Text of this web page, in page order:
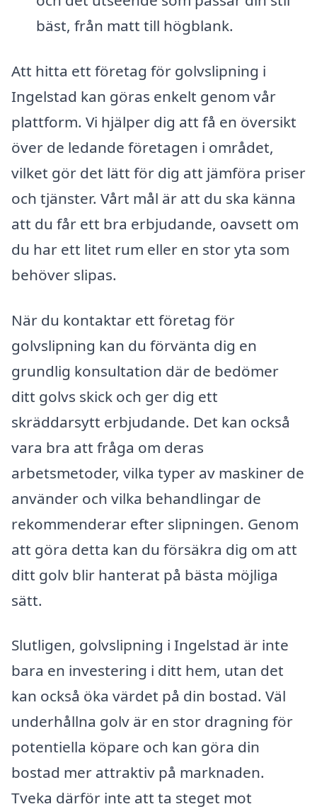
bäst, från matt till högblank.
Att hitta ett företag för golvslipning i
Ingelstad kan göras enkelt genom vår
plattform. Vi hjälper dig att få en översikt
över de ledande företagen i området,
vilket gör det lätt för dig att jämföra priser
och tjänster. Vårt mål är att du ska känna
att du får ett bra erbjudande, oavsett om
du har ett litet rum eller en stor yta som
behöver slipas.
När du kontaktar ett företag för
golvslipning kan du förvänta dig en
grundlig konsultation där de bedömer
ditt golvs skick och ger dig ett
skräddarsytt erbjudande. Det kan också
vara bra att fråga om deras
arbetsmetoder, vilka typer av maskiner de
använder och vilka behandlingar de
rekommenderar efter slipningen. Genom
att göra detta kan du försäkra dig om att
ditt golv blir hanterat på bästa möjliga
sätt.
Slutligen, golvslipning i Ingelstad är inte
bara en investering i ditt hem, utan det
kan också öka värdet på din bostad. Väl
underhållna golv är en stor dragning för
potentiella köpare och kan göra din
bostad mer attraktiv på marknaden.
Tveka därför inte att ta steget mot